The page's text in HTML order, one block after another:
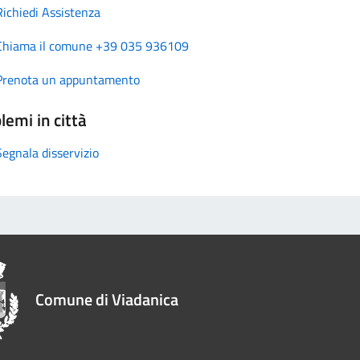
Assistenza
il comune +39 035 936109
un appuntamento
in città
disservizio
Comune di Viadanica